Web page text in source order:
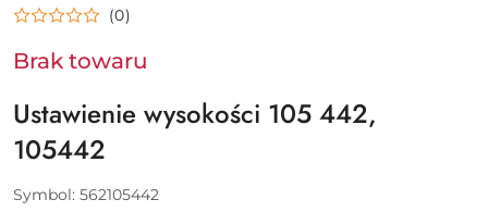
(0)
Brak towaru
Ustawienie wysokości 105 442,
105442
Symbol: 562105442